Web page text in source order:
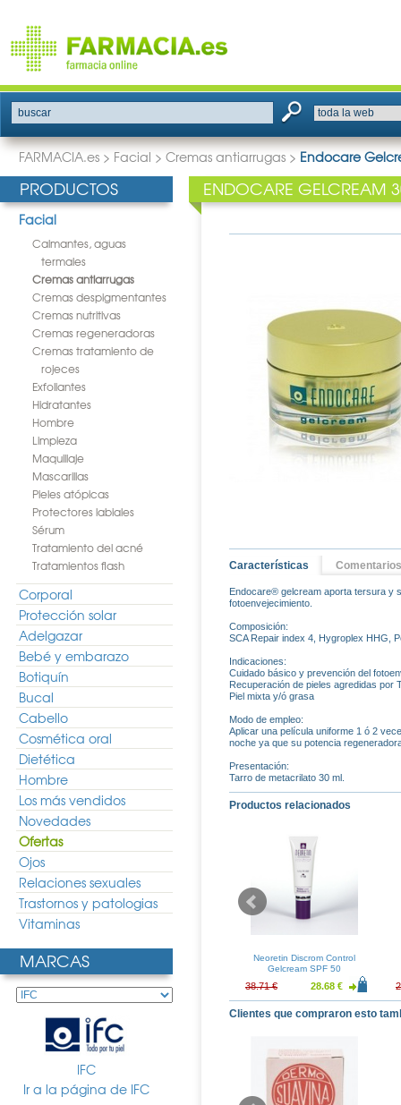
buscar
FARMACIA.es > Facial > Cremas antiarrugas > Endocare
PRODUCTOS
Facial
Calmantes, aguas
termales
Cremas antiarrugas
Cremas despigmentantes
Cremas nutritivas
Cremas regeneradoras
Cremas tratamiento de
rojeces
Exfoliantes
Hidratantes
Hombre
Limpieza
Maquillaje
Mascarillas
Pieles atópicas
Protectores labiales
Sérum
Tratamiento del acné
Tratamientos flash
Corporal
Protección solar
Adelgazar
Bebé y embarazo
Botiquín
Bucal
Cabello
Cosmética oral
Dietética
Hombre
Los más vendidos
Novedades
Ofertas
Ojos
Relaciones sexuales
Trastornos y patologias
Vitaminas
MARCAS
IFC
Ir a la página de IFC
ENDOCARE GELCREAM
Características Comentarios
Endocare® gelcream aporta tersura y
fotoenvejecimiento.
Composición:
SCA Repair index 4, Hygroplex HHG,
Indicaciones:
Cuidado básico y prevención del
Recuperación de pieles agredidas por
Piel mixta y/ó grasa
Modo de empleo:
Aplicar una película uniforme 1 ó 2
noche ya que su potencia
Presentación:
Tarro de metacrilato 30 ml.
Productos relacionados
Aquafoam
125ml
16.60 € 41.47 € 30.72 €
Neoretin Discrom Control
Gelcream SPF 50
38.71 € 28.68 €
Clientes que compraron esto